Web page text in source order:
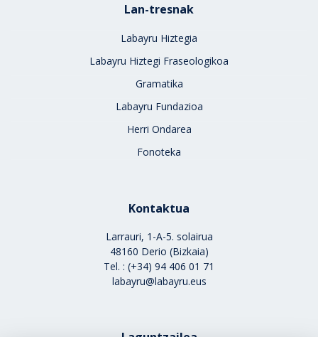
Lan-tresnak
Labayru Hiztegia
Labayru Hiztegi Fraseologikoa
Gramatika
Labayru Fundazioa
Herri Ondarea
Fonoteka
Kontaktua
Larrauri, 1-A-5. solairua
48160 Derio (Bizkaia)
Tel. : (+34) 94 406 01 71
labayru@labayru.eus